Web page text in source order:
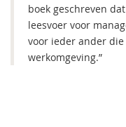
boek geschreven
leesvoer voor
voor ieder ander
werkomgeving.”